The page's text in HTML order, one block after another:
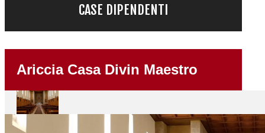
CASE DIPENDENTI
Ariccia Casa Divin Maestro